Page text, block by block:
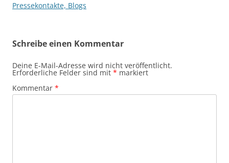
Pressekontakte, Blogs
Schreibe einen Kommentar
Deine E-Mail-Adresse wird nicht veröffentlicht.
Erforderliche Felder sind mit * markiert
Kommentar *